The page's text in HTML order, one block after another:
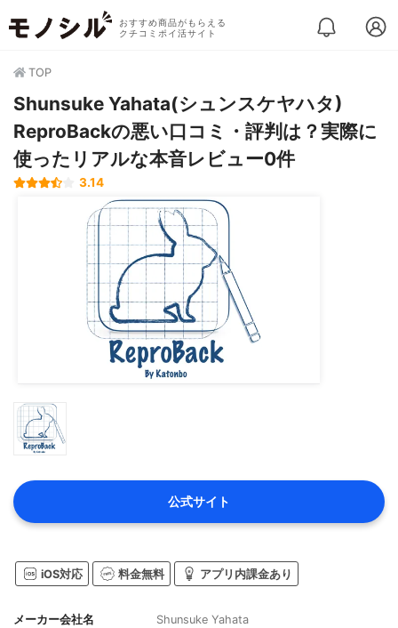
おすすめ商品がもらえる
クチコミポイ活サイト
TOP
Shunsuke Yahata(シュンスケヤハタ)
ReproBackの悪い口コミ・評判は？実際に
使ったリアルな本音レビュー0件
3.14
公式サイト
iOS対応 料金無料 アプリ内課金あり
メーカー会社名
Shunsuke Yahata